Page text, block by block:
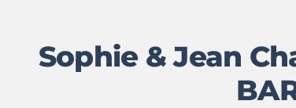
Sophie & Jean